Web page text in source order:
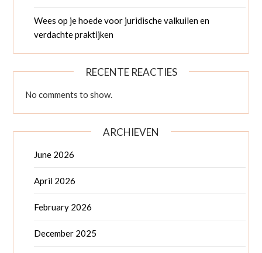
Wees op je hoede voor juridische valkuilen en
verdachte praktijken
RECENTE REACTIES
No comments to show.
ARCHIEVEN
June 2026
April 2026
February 2026
December 2025